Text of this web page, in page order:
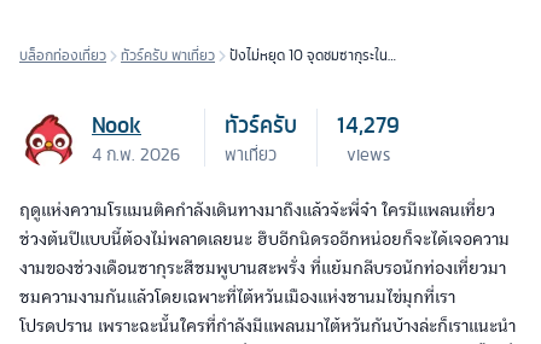
บล็อกท่องเที่ยว ทัวร์ครับ พาเที่ยว
ปังไม่หยุด 10 จุดชมซากุระใน
Nook
4 ก.พ. 2026
ทัวร์ครับ
พาเที่ยว
14,279
views
ฤดูแห่งความโรแมนติคกำลังเดินทางมาถึงแล้วจ้ะพี่จ๋า ใครมีแพลนเที่ยว
ช่วงต้นปีแบบนี้ต้องไม่พลาดเลยนะ ฮึบอีกนิดรออีกหน่อยก็จะได้เจอความ
งามของช่วงเดือนซากุระสีชมพูบานสะพรั่ง ที่แย้มกลีบรอนักท่องเที่ยวมา
ชมความงามกันแล้วโดยเฉพาะที่ไต้หวันเมืองแห่งชานมไข่มุกที่เรา
โปรดปราน เพราะฉะนั้นใครที่กำลังมีแพลนมาไต้หวันกันบ้างล่ะก็เราแนะนำ